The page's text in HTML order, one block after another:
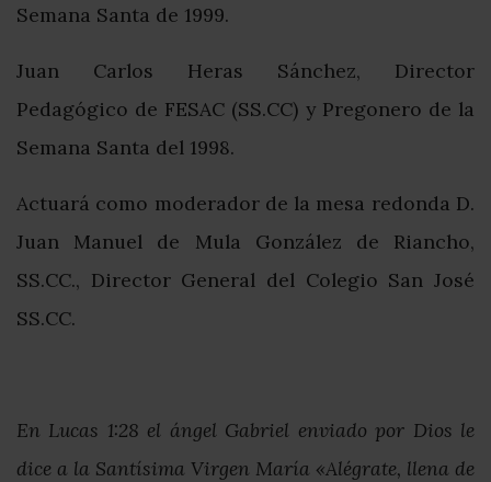
Semana Santa de 1999.
Juan Carlos Heras Sánchez, Director
Pedagógico de FESAC (SS.CC) y Pregonero de la
Semana Santa del 1998.
Actuará como moderador de la mesa redonda D.
Juan Manuel de Mula González de Riancho,
SS.CC., Director General del Colegio San José
SS.CC.
En Lucas 1:28 el ángel Gabriel enviado por Dios le
dice a la Santísima Virgen María «Alégrate, llena de